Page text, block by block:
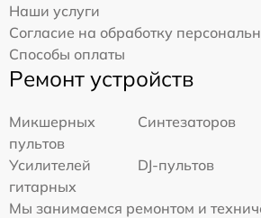
Наши услуги
Согласие на обработку
Способы оплаты
Ремонт устройств
Микшерных
пультов
Синтезаторов
Усилителей
гитарных
DJ-пультов
Мы занимаемся ремонтом и